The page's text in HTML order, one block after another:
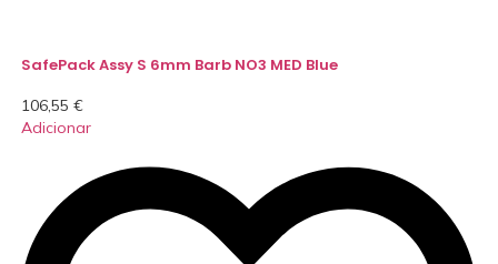
SafePack Assy S 6mm Barb NO3 MED Blue
106,55 €
Adicionar